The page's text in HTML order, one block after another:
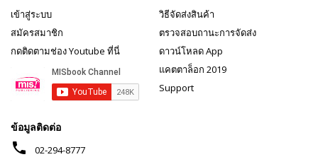
เข้าสู่ระบบ
สมัครสมาชิก
กดติดตามช่อง Youtube ที่นี่
วิธีจัดส่งสินค้า
ตรวจสอบถานะการจัดส่ง
ดาวน์โหลด App
แคตตาล็อก 2019
Support
ข้อมูลติดต่อ
phone 02-294-8777